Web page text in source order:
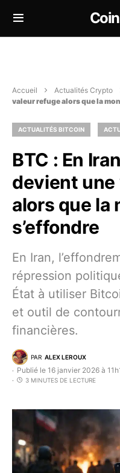
Accueil Actualités Crypto
valeur refuge alors que la
ACTUALITÉS BITCOIN
BTC : En
devient
alors que la
s’effondre
En Iran,
répression
État à utiliser
et outil de
financières.
PAR ALEX LEROUX
Publié le 16 janvier 2026 à
3 MINUTES DE LECTURE